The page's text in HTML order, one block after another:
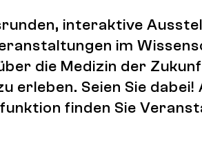
interaktive
im
die Medizin der
erleben. Seien Sie
finden Sie